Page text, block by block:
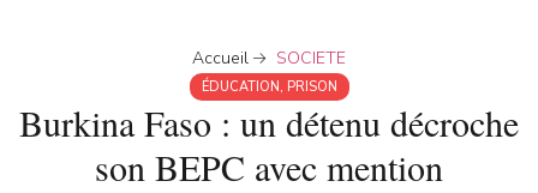
Accueil SOCIETE
ÉDUCATION, PRISON
Burkina Faso : un détenu décroche
son BEPC avec mention